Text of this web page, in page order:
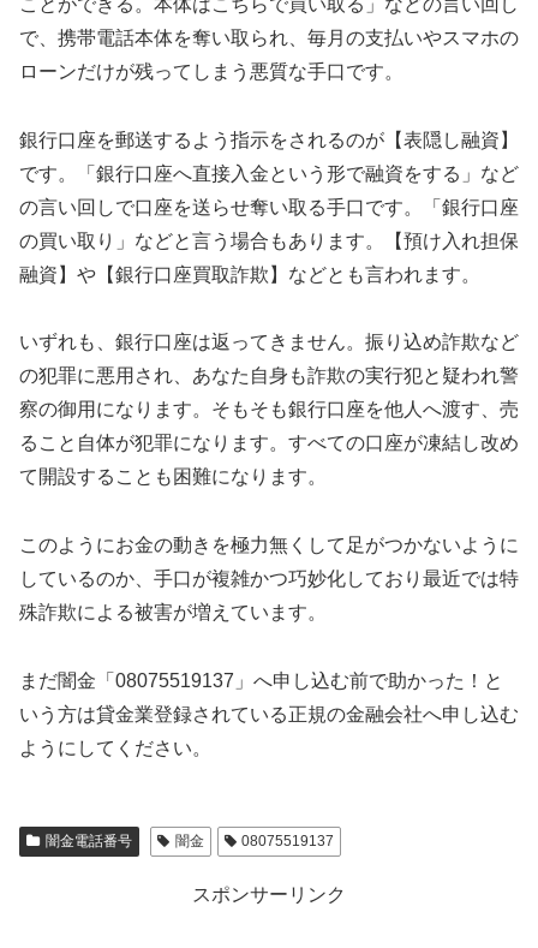
で、携帯電話本体を奪い取られ、毎月の支払いやスマホの
ローンだけが残ってしまう悪質な手口です。
銀行口座を郵送するよう指示をされるのが【表隠し融資】
です。「銀行口座へ直接入金という形で融資をする」など
の言い回しで口座を送らせ奪い取る手口です。「銀行口座
の買い取り」などと言う場合もあります。【預け入れ担保
融資】や【銀行口座買取詐欺】などとも言われます。
いずれも、銀行口座は返ってきません。振り込め詐欺など
の犯罪に悪用され、あなた自身も詐欺の実行犯と疑われ警
察の御用になります。そもそも銀行口座を他人へ渡す、売
ること自体が犯罪になります。すべての口座が凍結し改め
て開設することも困難になります。
このようにお金の動きを極力無くして足がつかないように
しているのか、手口が複雑かつ巧妙化しており最近では特
殊詐欺による被害が増えています。
まだ闇金「08075519137」へ申し込む前で助かった！と
いう方は貸金業登録されている正規の金融会社へ申し込む
ようにしてください。
闇金電話番号 闇金 08075519137
スポンサーリンク